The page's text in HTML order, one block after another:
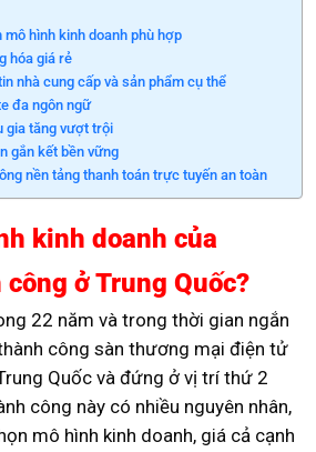
hình kinh doanh phù hợp
hóa giá rẻ
nhà cung cấp và sản phẩm cụ thể
đa ngôn ngữ
gia tăng vượt trội
gắn kết bền vững
nền tảng thanh toán trực tuyến an toàn
kinh doanh của
ở Trung Quốc?
22 năm và trong thời gian ngắn
công sàn thương mại điện tử
Quốc và đứng ở vị trí thứ 2
công này có nhiều nguyên nhân,
mô hình kinh doanh, giá cả cạnh